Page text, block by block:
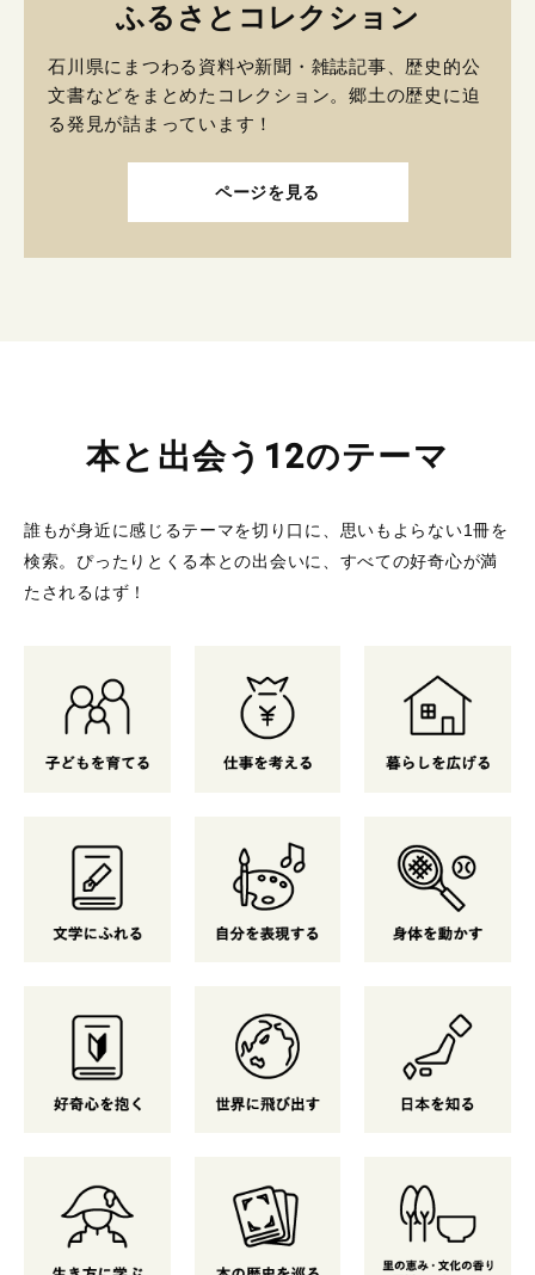
ふるさとコレクション
石川県にまつわる資料や新聞・雑誌記事、歴史的公
文書などをまとめたコレクション。郷土の歴史に迫
る発見が詰まっています！
ページを見る
本と出会う12のテーマ
誰もが身近に感じるテーマを切り口に、思いもよらない1冊を
検索。 ぴったりとくる本との出会いに、すべての好奇心が満
たされるはず！